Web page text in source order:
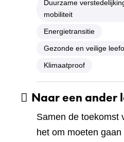
Duurzame
mobiliteit
Energietransitie
Gezonde en veilige
Klimaatproof
Naar een ander
Samen de toekomst
het om moeten